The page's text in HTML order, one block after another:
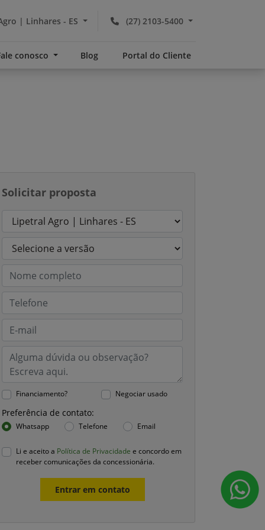
(27) 2103-5400
| Linhares - ES
conosco Blog Portal do Cliente
Solicitar proposta
Financiamento? Negociar usado
Preferência de contato:
Whatsapp Telefone Email
Li e aceito a Política de Privacidade e concordo em
receber comunicações da concessionária.
Entrar em contato